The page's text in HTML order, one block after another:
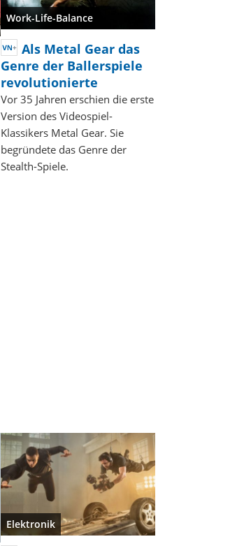
Work-Life-Balance
Als Metal Gear das
Genre der Ballerspiele
revolutionierte
Vor 35 Jahren erschien die erste
Version des Videospiel-
Klassikers Metal Gear. Sie
begründete das Genre der
Stealth-Spiele.
Elektronik